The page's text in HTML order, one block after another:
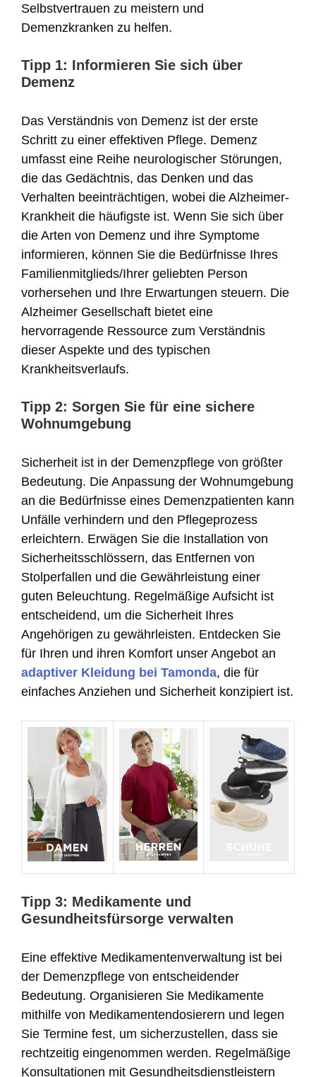
Selbstvertrauen zu meistern und
Demenzkranken zu helfen.
Tipp 1: Informieren Sie sich über
Demenz
Das Verständnis von Demenz ist der erste
Schritt zu einer effektiven Pflege. Demenz
umfasst eine Reihe neurologischer Störungen,
die das Gedächtnis, das Denken und das
Verhalten beeinträchtigen, wobei die Alzheimer-
Krankheit die häufigste ist. Wenn Sie sich über
die Arten von Demenz und ihre Symptome
informieren, können Sie die Bedürfnisse Ihres
Familienmitglieds/Ihrer geliebten Person
vorhersehen und Ihre Erwartungen steuern. Die
Alzheimer Gesellschaft bietet eine
hervorragende Ressource zum Verständnis
dieser Aspekte und des typischen
Krankheitsverlaufs.
Tipp 2: Sorgen Sie für eine sichere
Wohnumgebung
Sicherheit ist in der Demenzpflege von größter
Bedeutung. Die Anpassung der Wohnumgebung
an die Bedürfnisse eines Demenzpatienten kann
Unfälle verhindern und den Pflegeprozess
erleichtern. Erwägen Sie die Installation von
Sicherheitsschlössern, das Entfernen von
Stolperfallen und die Gewährleistung einer
guten Beleuchtung. Regelmäßige Aufsicht ist
entscheidend, um die Sicherheit Ihres
Angehörigen zu gewährleisten. Entdecken Sie
für Ihren und ihren Komfort unser Angebot an
adaptiver Kleidung bei Tamonda, die für
einfaches Anziehen und Sicherheit konzipiert ist.
Tipp 3: Medikamente und
Gesundheitsfürsorge verwalten
Eine effektive Medikamentenverwaltung ist bei
der Demenzpflege von entscheidender
Bedeutung. Organisieren Sie Medikamente
mithilfe von Medikamentendosierern und legen
Sie Termine fest, um sicherzustellen, dass sie
rechtzeitig eingenommen werden. Regelmäßige
Konsultationen mit Gesundheitsdienstleistern